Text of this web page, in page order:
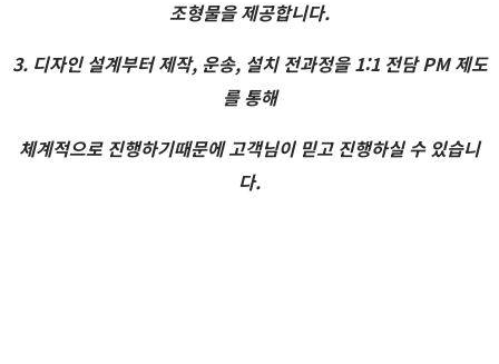
조형물을 제공합니다.
3. 디자인 설계부터 제작, 운송, 설치 전과정을 1:1 전담 PM 제도
를 통해
체계적으로 진행하기때문에 고객님이 믿고 진행하실 수 있습니
다.